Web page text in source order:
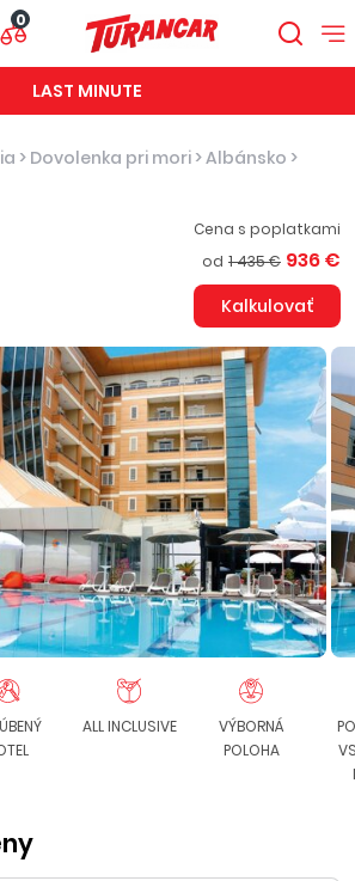
0
LAST MINUTE
> Dovolenka pri mori >Albánsko >
Cena s poplatkami
od 1 435 € 936 €
Kalkulovať
ALL INCLUSIVE
VÝBORNÁ
POLOHA